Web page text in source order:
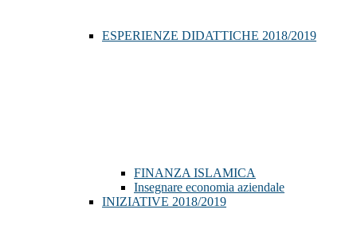
ESPERIENZE DIDATTICHE 2018/2019
FINANZA ISLAMICA
Insegnare economia aziendale
INIZIATIVE 2018/2019